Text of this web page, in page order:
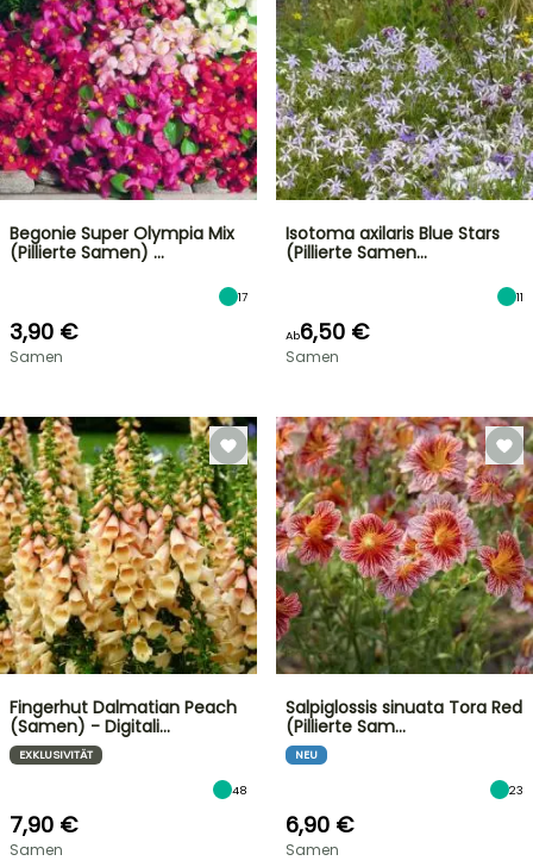
Begonie Super Olympia Mix
(Pillierte Samen) …
17
3,90 €
Samen
Isotoma axilaris Blue Stars
(Pillierte Samen…
11
Ab6,50 €
Samen
Fingerhut Dalmatian Peach
(Samen) - Digitali…
EXKLUSIVITÄT
48
7,90 €
Samen
Salpiglossis sinuata Tora Red
(Pillierte Sam…
NEU
23
6,90 €
Samen